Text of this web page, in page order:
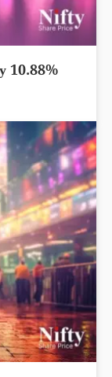
10.88%